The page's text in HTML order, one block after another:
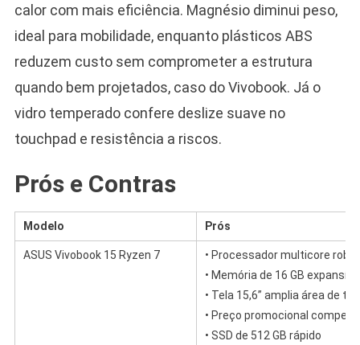
calor com mais eficiência. Magnésio diminui peso,
ideal para mobilidade, enquanto plásticos ABS
reduzem custo sem comprometer a estrutura
quando bem projetados, caso do Vivobook. Já o
vidro temperado confere deslize suave no
touchpad e resistência a riscos.
Prós e Contras
Modelo Prós
ASUS Vivobook 15 Ryzen 7
• Processador multicore
• Memória de 16 GB
• Tela 15,6” amplia área de
• Preço promocional
• SSD de 512 GB rápido